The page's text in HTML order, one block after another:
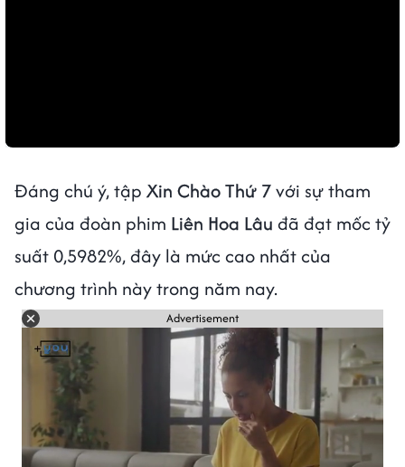
Đáng chú ý, tập Xin Chào Thứ 7với sự tham
gia của đoàn phim Liên Hoa Lâu đã đạt mốc tỷ
suất 0,5982%, đây là mức cao nhất của
chương trình này trong năm nay.
Advertisement